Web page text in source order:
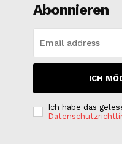
Abonnieren
ICH
Ich habe das